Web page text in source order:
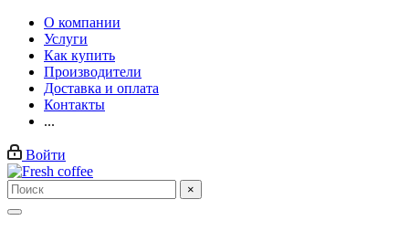
О компании
Услуги
Как купить
Производители
Доставка и оплата
Контакты
...
Войти
×